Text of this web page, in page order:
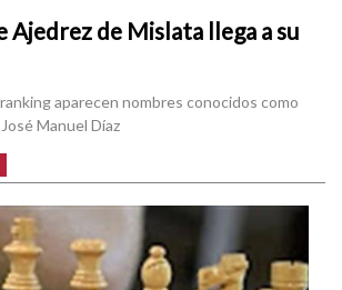
Ajedrez de Mislata llega a su
aparecen nombres conocidos como
Manuel Díaz